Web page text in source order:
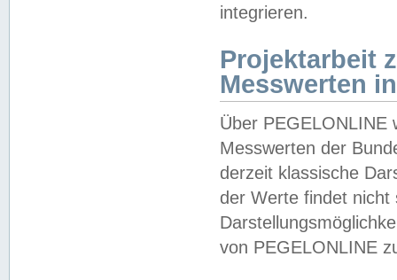
integrieren.
Projektarbeit
Messwerten
Über PEGELONLINE
Messwerten der
derzeit klassische
der Werte findet
von PEGELONLINE